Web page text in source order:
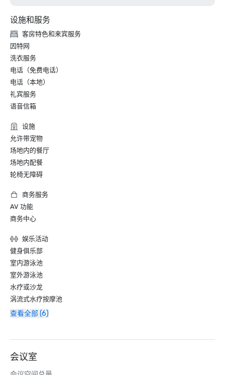
设施和服务
客房特色和来宾服务
因特网
洗衣服务
电话（免费电话）
电话（本地）
礼宾服务
语音信箱
设施
允许带宠物
场地内的餐厅
场地内配餐
轮椅无障碍
商务服务
AV 功能
商务中心
娱乐活动
健身俱乐部
室内游泳池
室外游泳池
水疗或沙龙
涡流式水疗按摩池
查看全部 (6)
会议室